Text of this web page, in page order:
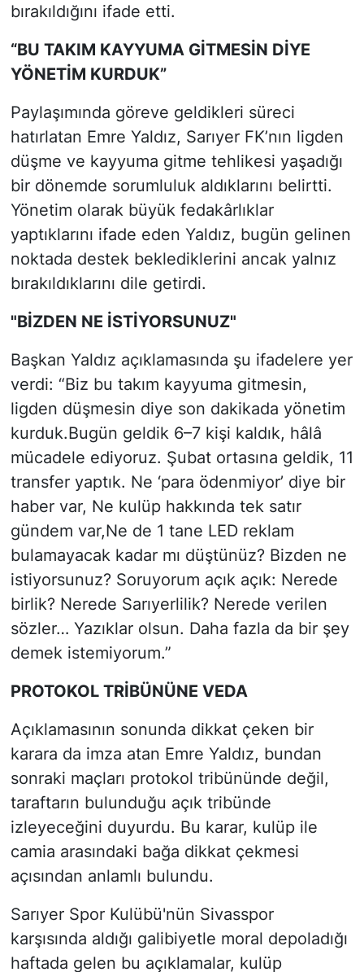
bırakıldığını ifade etti.
“BU TAKIM KAYYUMA GİTMESİN DİYE
YÖNETİM KURDUK”
Paylaşımında göreve geldikleri süreci
hatırlatan Emre Yaldız, Sarıyer FK’nın ligden
düşme ve kayyuma gitme tehlikesi yaşadığı
bir dönemde sorumluluk aldıklarını belirtti.
Yönetim olarak büyük fedakârlıklar
yaptıklarını ifade eden Yaldız, bugün gelinen
noktada destek beklediklerini ancak yalnız
bırakıldıklarını dile getirdi.
"BİZDEN NE İSTİYORSUNUZ"
Başkan Yaldız açıklamasında şu ifadelere yer
verdi: “Biz bu takım kayyuma gitmesin,
ligden düşmesin diye son dakikada yönetim
kurduk.Bugün geldik 6–7 kişi kaldık, hâlâ
mücadele ediyoruz. Şubat ortasına geldik, 11
transfer yaptık. Ne ‘para ödenmiyor’ diye bir
haber var, Ne kulüp hakkında tek satır
gündem var,Ne de 1 tane LED reklam
bulamayacak kadar mı düştünüz? Bizden ne
istiyorsunuz? Soruyorum açık açık: Nerede
birlik? Nerede Sarıyerlilik? Nerede verilen
sözler… Yazıklar olsun. Daha fazla da bir şey
demek istemiyorum.”
PROTOKOL TRİBÜNÜNE VEDA
Açıklamasının sonunda dikkat çeken bir
karara da imza atan Emre Yaldız, bundan
sonraki maçları protokol tribününde değil,
taraftarın bulunduğu açık tribünde
izleyeceğini duyurdu. Bu karar, kulüp ile
camia arasındaki bağa dikkat çekmesi
açısından anlamlı bulundu.
Sarıyer Spor Kulübü'nün Sivasspor
karşısında aldığı galibiyetle moral depoladığı
haftada gelen bu açıklamalar, kulüp